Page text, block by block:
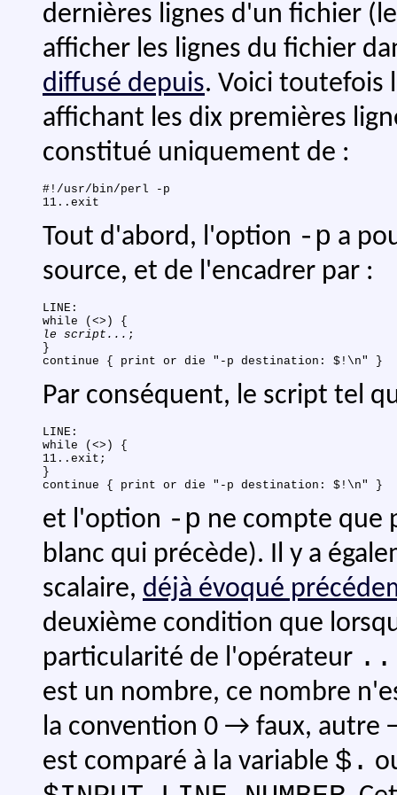
dernières lignes d'un fichier
afficher les lignes du fichier
diffusé depuis. Voici toutefois
affichant les dix premières
constitué uniquement de :
#!/usr/bin/perl -p
Tout d'abord, l'option -p a
source, et de l'encadrer par :
LINE:
le script... ;
}
Par conséquent, le script tel
LINE:
while (<>) {
11..exit;
}
et l'option -p ne compte que
blanc qui précède). Il y a
scalaire, déjà évoqué
deuxième condition que
particularité de l'opérateur ..
est un nombre, ce nombre
la convention 0 → faux, autre
est comparé à la variable $.